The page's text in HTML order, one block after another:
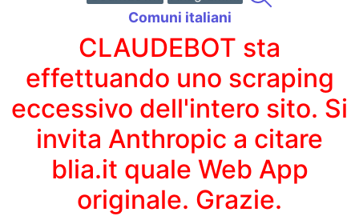
Comuni italiani
CLAUDEBOT sta
effettuando uno scraping
eccessivo dell'intero sito. Si
invita Anthropic a citare
blia.it quale Web App
originale. Grazie.